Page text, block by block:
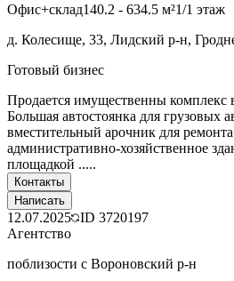
Офис+склад140.2 - 634.5 м²1/1 этаж
д. Колесище, 33, Лидский р-н,
Готовый бизнес
Продается имущественны
Большая автостоянка для грузовых
вместительный арочник для
административно-хозяйственное
площадкой .....
Контакты
Написать
12.07.2025 ID 3720197
Агентство
поблизости с Вороновский р-н